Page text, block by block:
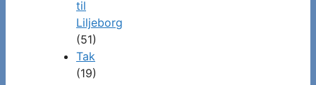
til
Liljeborg
(51)
Tak
(19)